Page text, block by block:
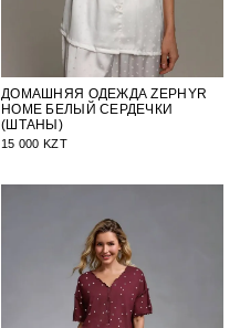
ДОМАШНЯЯ ОДЕЖДА ZEPHYR
HOME БЕЛЫЙ СЕРДЕЧКИ
(ШТАНЫ)
15 000 KZT